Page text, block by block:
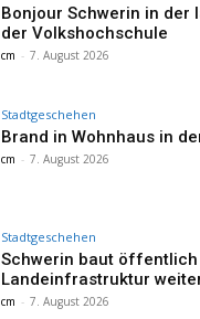
Bonjour Schwerin in der
der Volkshochschule
cm - 7. August 2026
Stadtgeschehen
Brand in Wohnhaus in
cm - 7. August 2026
Stadtgeschehen
Schwerin baut
Landeinfrastruktur
cm - 7. August 2026